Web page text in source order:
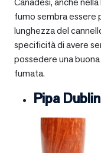
fumo sembra essere
lunghezza del
specificità di avere
possedere una
fumata.
Pipa